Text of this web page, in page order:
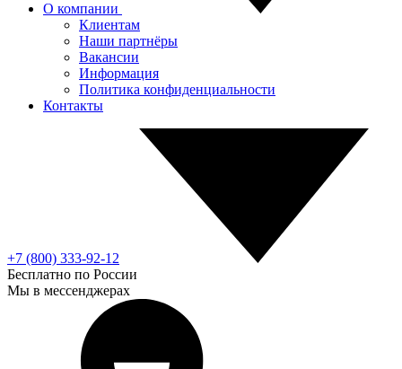
О компании
Клиентам
Наши партнёры
Вакансии
Информация
Политика конфиденциальности
Контакты
+7 (800) 333-92-12
Бесплатно по России
Мы в мессенджерах